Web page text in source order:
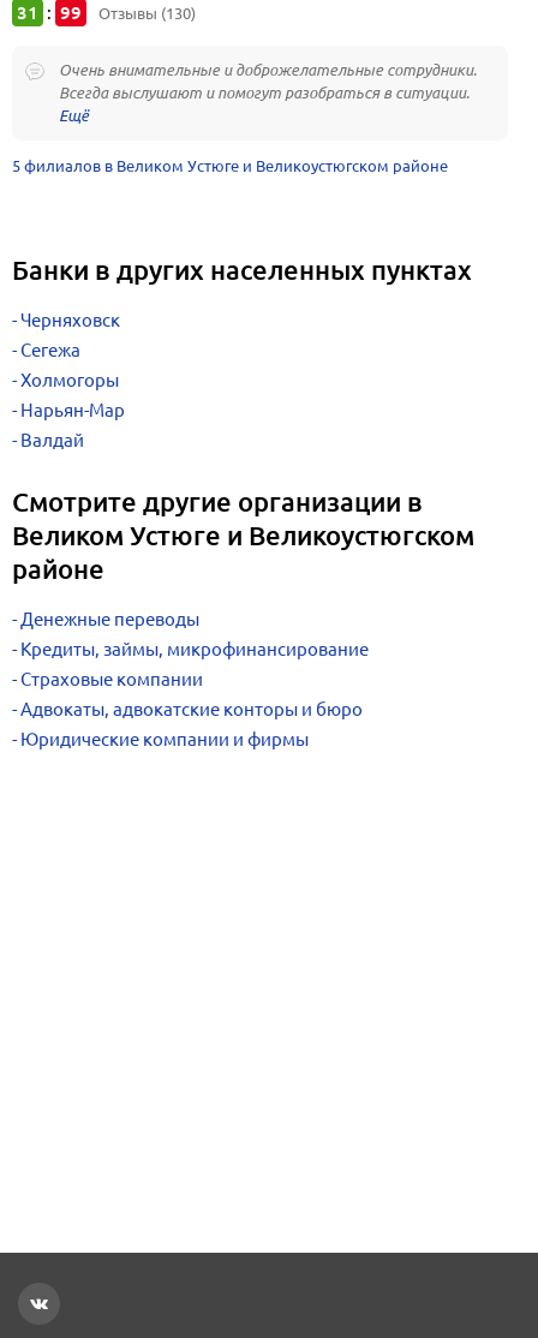
31 : 99 Отзывы (130)
Очень внимательные и доброжелательные сотрудники.
Всегда выслушают и помогут разобраться в ситуации.
5 филиалов в Великом Устюге и Великоустюгском районе
Банки в других населенных пунктах
Черняховск
Сегежа
Холмогоры
Нарьян-Мар
Валдай
Смотрите другие организации в
Великом Устюге и Великоустюгском
районе
Денежные переводы
Кредиты, займы, микрофинансирование
Страховые компании
Адвокаты, адвокатские конторы и бюро
Юридические компании и фирмы